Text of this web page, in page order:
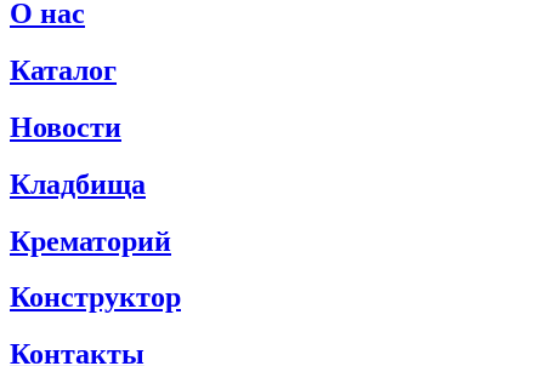
О нас
Каталог
Новости
Кладбища
Крематорий
Конструктор
Контакты